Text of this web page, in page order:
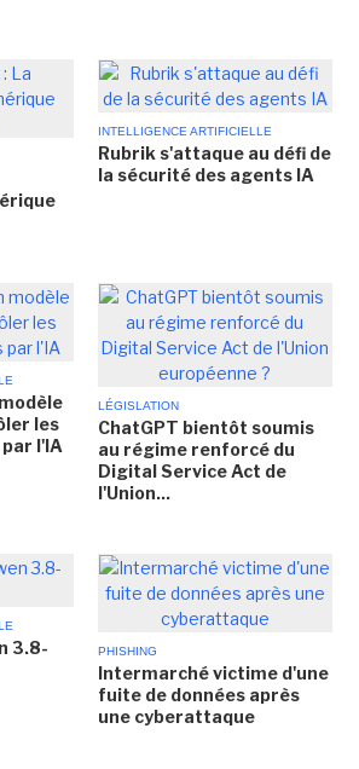
INTELLIGENCE ARTIFICIELLE
Rubrik s'attaque au défi de
la sécurité des agents IA
les
l'IA
LÉGISLATION
ChatGPT bientôt soumis
au régime renforcé du
Digital Service Act de
l'Union...
3.8-
PHISHING
Intermarché victime d'une
fuite de données après
une cyberattaque